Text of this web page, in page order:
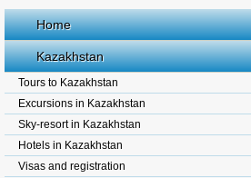
Home
Kazakhstan
Tours to Kazakhstan
Excursions in Kazakhstan
Sky-resort in Kazakhstan
Hotels in Kazakhstan
Visas and registration